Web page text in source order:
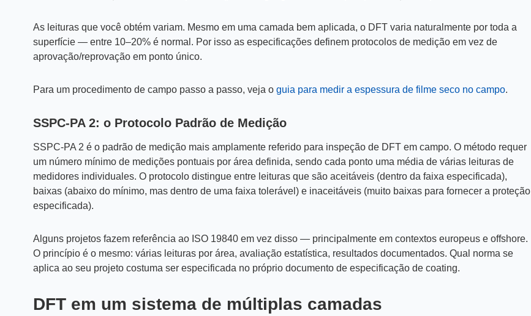
As leituras que você obtém variam. Mesmo em uma camada bem aplicada, o DFT varia naturalmente por toda a
superfície — entre 10–20% é normal. Por isso as especificações definem protocolos de medição em vez de
aprovação/reprovação em ponto único.
Para um procedimento de campo passo a passo, veja o guia para medir a espessura de filme seco no campo.
SSPC-PA 2: o Protocolo Padrão de Medição
SSPC-PA 2 é o padrão de medição mais amplamente referido para inspeção de DFT em campo. O método requer
um número mínimo de medições pontuais por área definida, sendo cada ponto uma média de várias leituras de
medidores individuales. O protocolo distingue entre leituras que são aceitáveis (dentro da faixa especificada),
baixas (abaixo do mínimo, mas dentro de uma faixa tolerável) e inaceitáveis (muito baixas para fornecer a proteção
especificada).
Alguns projetos fazem referência ao ISO 19840 em vez disso — principalmente em contextos europeus e offshore.
O princípio é o mesmo: várias leituras por área, avaliação estatística, resultados documentados. Qual norma se
aplica ao seu projeto costuma ser especificada no próprio documento de especificação de coating.
DFT em um sistema de múltiplas camadas